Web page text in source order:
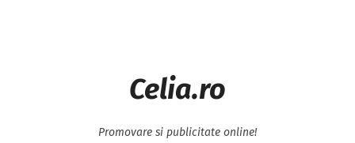
Celia.ro
Promovare si publicitate online!